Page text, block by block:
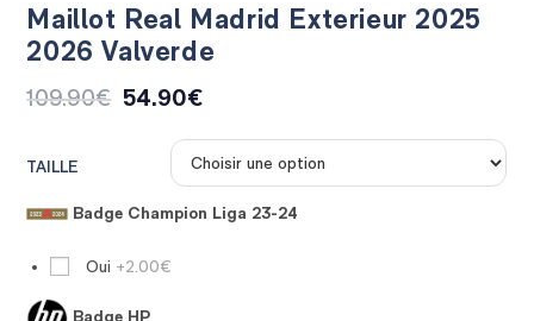
Maillot Real Madrid Exterieur 2025
2026 Valverde
109.90€ 54.90€
TAILLE
Badge Champion Liga 23-24
Oui +2.00€
Badge HP